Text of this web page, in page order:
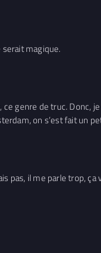
serait magique.
genre de truc.
on s’est fait un
pas, il me parle trop, ça